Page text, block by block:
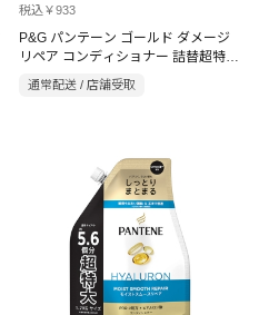
税込￥933
P&G パンテーン ゴールド ダメージ
リペア コンディショナー 詰替超特大
通常配送 / 店舗受取